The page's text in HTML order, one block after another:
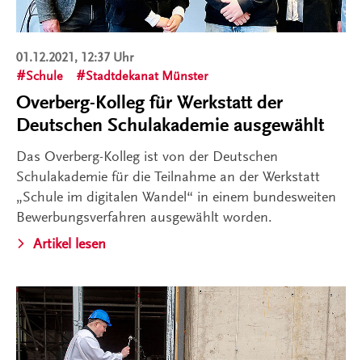
01.12.2021, 12:37 Uhr
Schule
Stadtdekanat Münster
Overberg-Kolleg für Werkstatt der
Deutschen Schulakademie ausgewählt
Das Overberg-Kolleg ist von der Deutschen
Schulakademie für die Teilnahme an der Werkstatt
„Schule im digitalen Wandel“ in einem bundesweiten
Bewerbungsverfahren ausgewählt worden.
Artikel lesen